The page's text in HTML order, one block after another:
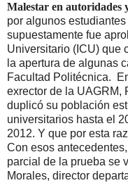
Malestar en autoridades
por algunos
supuestamente fue
Universitario (ICU) que
la apertura de algunas
Facultad Politécnica.
exrector de la UAGRM,
duplicó su población
universitarios hasta el
2012. Y que por esta
Con esos
parcial de la prueba se
Morales, director